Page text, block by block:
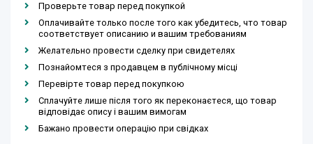
Проверьте товар перед покупкой
Оплачивайте только после того как убедитесь, что товар
соответствует описанию и вашим требованиям
Желательно провести сделку при свидетелях
Познайомтеся з продавцем в публічному місці
Перевірте товар перед покупкою
Сплачуйте лише після того як переконаєтеся, що товар
відповідає опису і вашим вимогам
Бажано провести операцію при свідках